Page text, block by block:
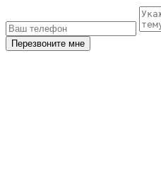
Перезвоните мне